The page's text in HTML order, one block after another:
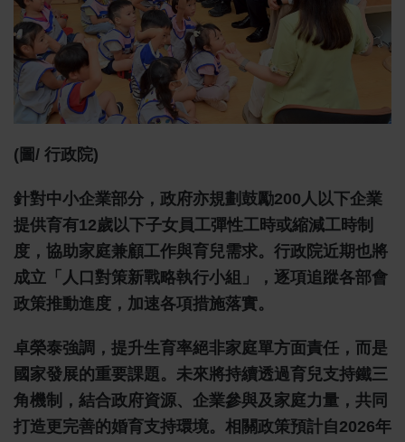
(圖/ 行政院)
針對中小企業部分，政府亦規劃鼓勵200人以下企業
提供育有12歲以下子女員工彈性工時或縮減工時制
度，協助家庭兼顧工作與育兒需求。行政院近期也將
成立「人口對策新戰略執行小組」，逐項追蹤各部會
政策推動進度，加速各項措施落實。
卓榮泰強調，提升生育率絕非家庭單方面責任，而是
國家發展的重要課題。未來將持續透過育兒支持鐵三
角機制，結合政府資源、企業參與及家庭力量，共同
打造更完善的婚育支持環境。相關政策預計自2026年